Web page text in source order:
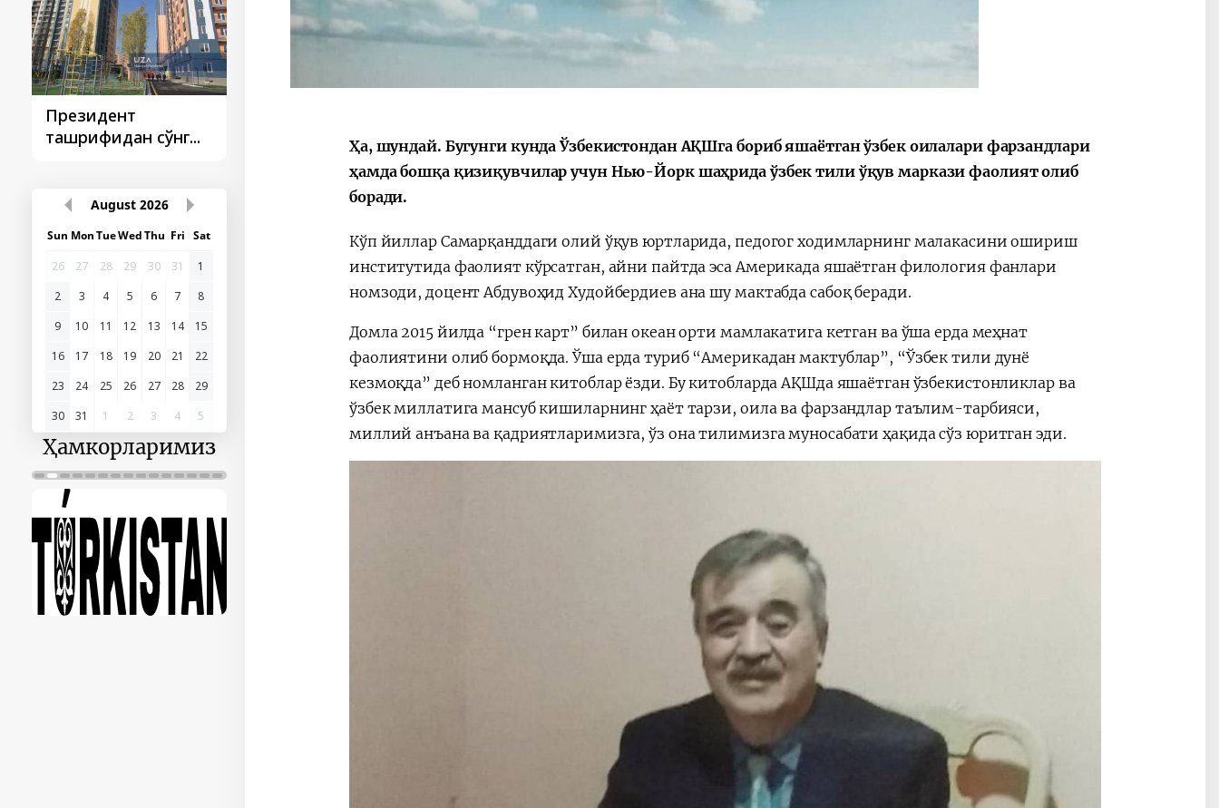
Президент
ташрифидан сўнг...
ташрифлари
стратегияси
раислигида
ўтказилган
August 2026
Sun MonTueWedThu Fri Sat
26
27 28 29 30 31
1
2
3 4 5 6 7
8
9
10 11 12 13 14
15
16
17 18 19 20 21
22
23
24 25 26 27 28
29
30
31 1 2 3 4 5
Ҳамкорларимиз
Ҳа, шундай. Бугунги кунда Ўзбекистондан АҚШга бориб яшаётган ўзбек оилалари фарзандлари
ҳамда бошқа қизиқувчилар учун Нью-Йорк шаҳрида ўзбек тили ўқув маркази фаолият олиб
боради.
Кўп йиллар Самарқанддаги олий ўқув юртларида, педогог ходимларнинг малакасини ошириш
институтида фаолият кўрсатган, айни пайтда эса Америкада яшаётган филология фанлари
номзоди, доцент Абдувоҳид Худойбердиев ана шу мактабда сабоқ беради.
Домла 2015 йилда “грен карт” билан океан орти мамлакатига кетган ва ўша ерда меҳнат
фаолиятини олиб бормоқда. Ўша ерда туриб “Америкадан мактублар”, “Ўзбек тили дунё
кезмоқда” деб номланган китоблар ёзди. Бу китобларда АҚШда яшаётган ўзбекистонликлар ва
ўзбек миллатига мансуб кишиларнинг ҳаёт тарзи, оила ва фарзандлар таълим-тарбияси,
миллий анъана ва қадриятларимизга, ўз она тилимизга муносабати ҳақида сўз юритган эди.